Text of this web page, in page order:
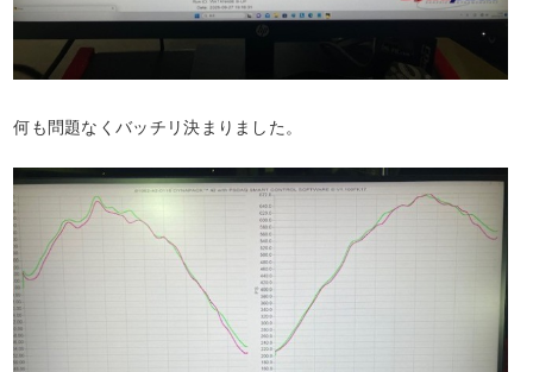
何も問題なくバッチリ決まりました。